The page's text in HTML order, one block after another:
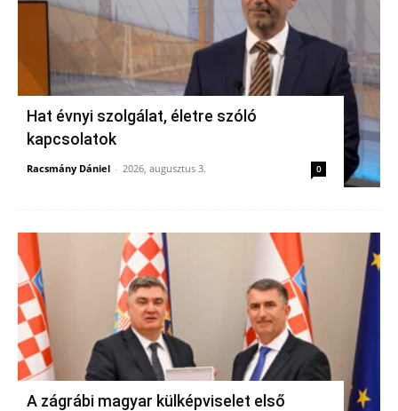
Hat évnyi szolgálat, életre szóló
kapcsolatok
Racsmány Dániel - 2026, augusztus 3. 0
A zágrábi magyar külképviselet első